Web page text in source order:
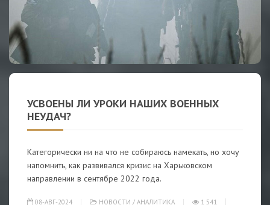
УСВОЕНЫ ЛИ УРОКИ НАШИХ ВОЕННЫХ
НЕУДАЧ?
Категорически ни на что не собираюсь намекать, но хочу
напомнить, как развивался кризис на Харьковском
направлении в сентябре 2022 года.
08-АВГ-2024 НОВОСТИ / АНАЛИТИКА
1 541